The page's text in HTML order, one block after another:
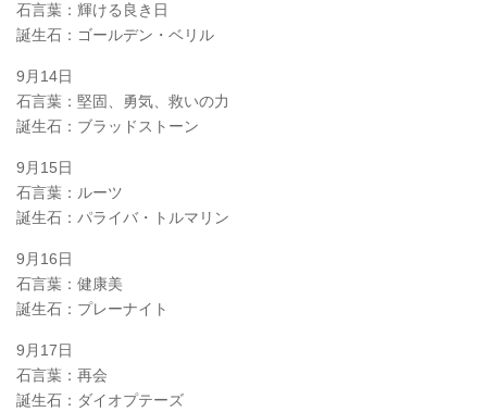
石言葉：輝ける良き日
誕生石：ゴールデン・ベリル
9月14日
石言葉：堅固、勇気、救いの力
誕生石：ブラッドストーン
9月15日
石言葉：ルーツ
誕生石：パライバ・トルマリン
9月16日
石言葉：健康美
誕生石：プレーナイト
9月17日
石言葉：再会
誕生石：ダイオプテーズ